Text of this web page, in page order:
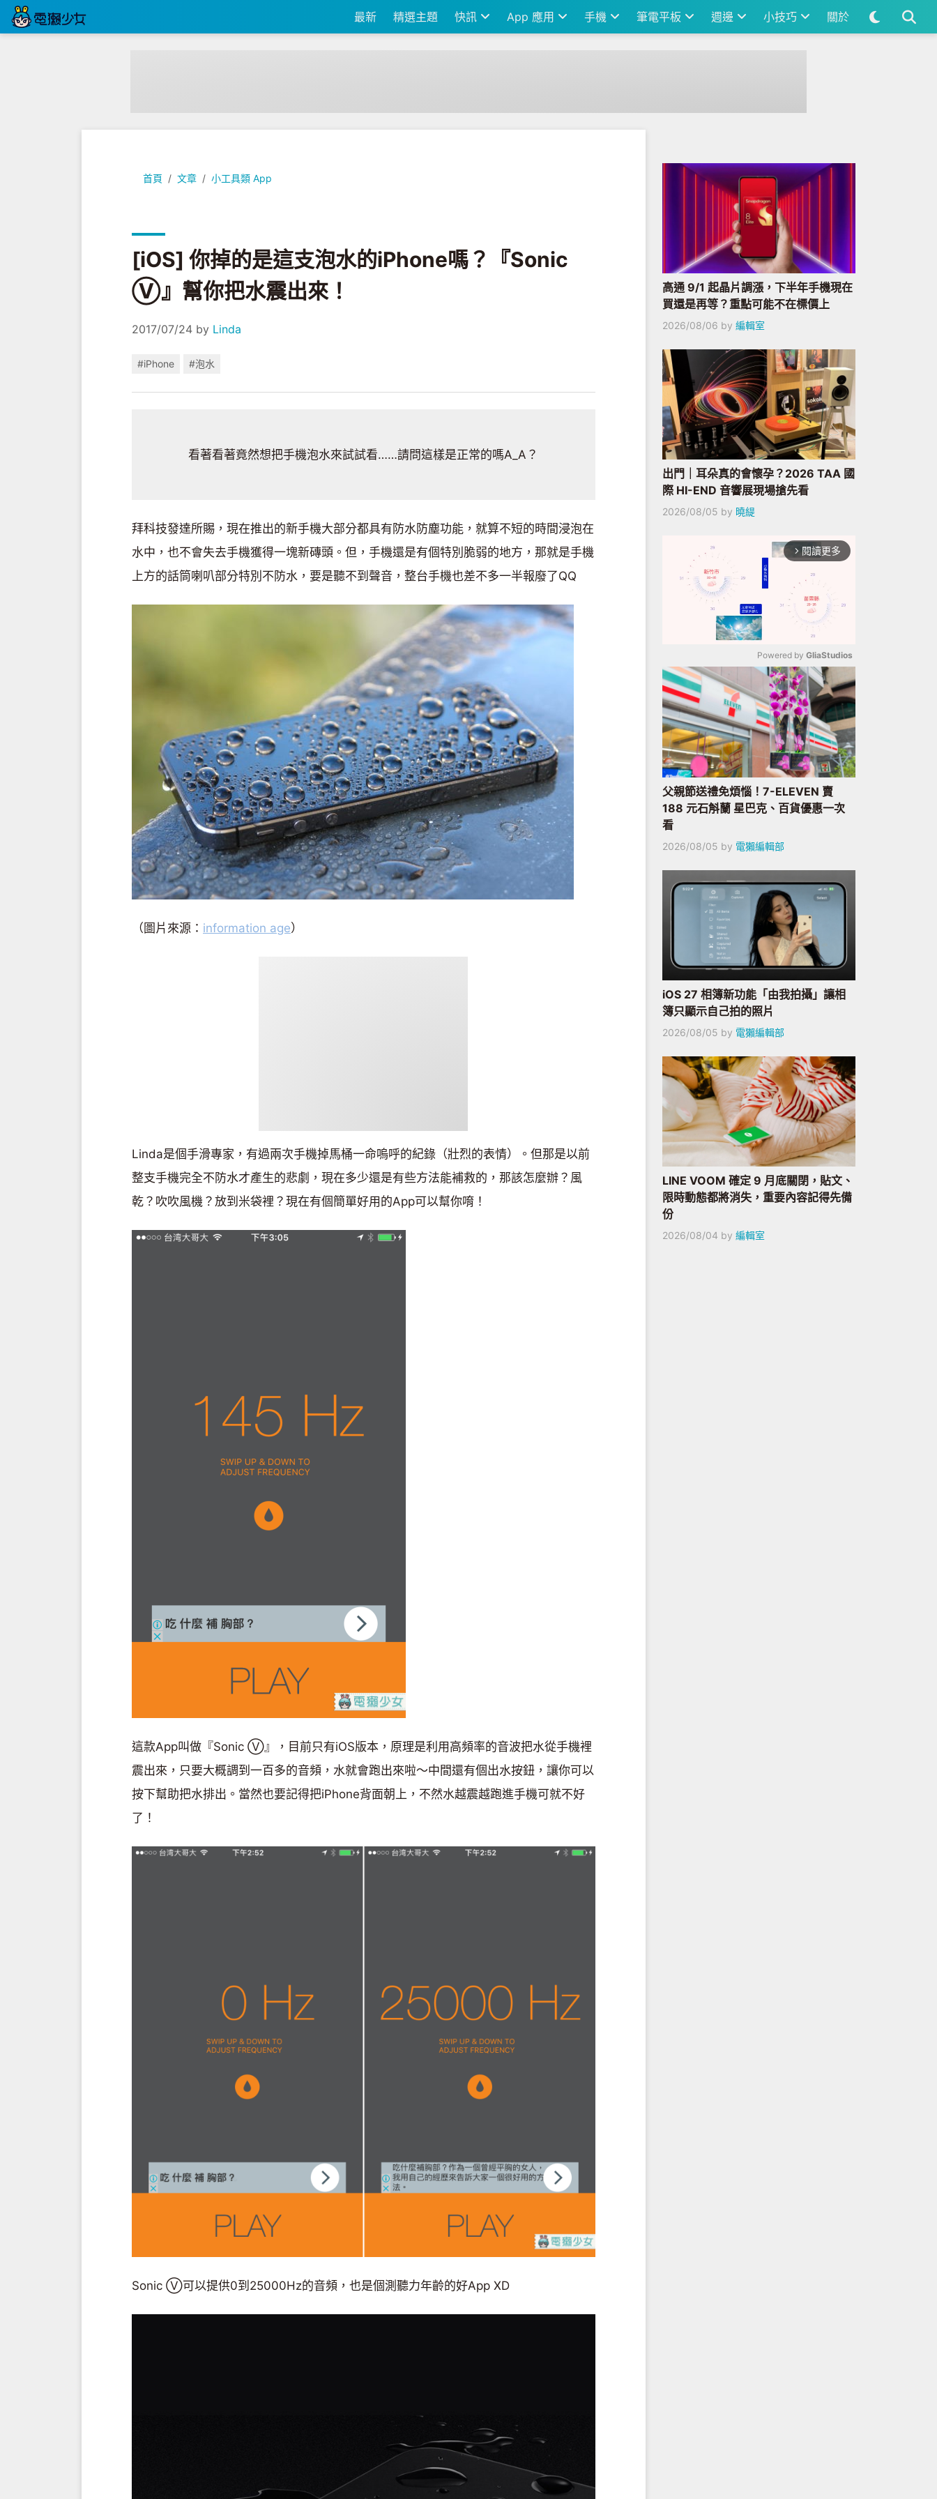
最新 精選主題 快訊 App 應用 手機 筆電平板 週邊 小技巧 關於
首頁 文章 小工具類 App
[iOS] 你掉的是這支泡水的iPhone嗎？『Sonic Ⓥ』幫你把水震出來！
[iOS] 你掉的是這支泡水的iPhone嗎？『Sonic
Ⓥ』幫你把水震出來！
2017/07/24 by Linda
#iPhone #泡水
看著看著竟然想把手機泡水來試試看……請問這樣是正常的嗎A_A？
拜科技發達所賜，現在推出的新手機大部分都具有防水防塵功能，就算不短的時間浸泡在
水中，也不會失去手機獲得一塊新磚頭。但，手機還是有個特別脆弱的地方，那就是手機
上方的話筒喇叭部分特別不防水，要是聽不到聲音，整台手機也差不多一半報廢了QQ
（圖片來源： information age）
Linda是個手滑專家，有過兩次手機掉馬桶一命嗚呼的紀錄（壯烈的表情）。但那是以前
整支手機完全不防水才產生的悲劇，現在多少還是有些方法能補救的，那該怎麼辦？風
乾？吹吹風機？放到米袋裡？現在有個簡單好用的App可以幫你唷！
這款App叫做『Sonic Ⓥ』，目前只有iOS版本，原理是利用高頻率的音波把水從手機裡
震出來，只要大概調到一百多的音頻，水就會跑出來啦～中間還有個出水按鈕，讓你可以
按下幫助把水排出。當然也要記得把iPhone背面朝上，不然水越震越跑進手機可就不好
了！
Sonic Ⓥ可以提供0到25000Hz的音頻，也是個測聽力年齡的好App XD
高通 9/1 起晶片調漲，下半年手機現在
買還是再等？重點可能不在標價上
2026/08/06 by 編輯室
出門｜耳朵真的會懷孕？2026 TAA 國
際 HI-END 音響展現場搶先看
2026/08/05 by 曉緹
arrow_forward_ios 閱讀更多
Mute
Powered by GliaStudios
父親節送禮免煩惱！7-ELEVEN 賣
188 元石斛蘭 星巴克、百貨優惠一次
看
2026/08/05 by 電獺編輯部
iOS 27 相簿新功能「由我拍攝」讓相
簿只顯示自己拍的照片
2026/08/05 by 電獺編輯部
LINE VOOM 確定 9 月底關閉，貼文、
限時動態都將消失，重要內容記得先備
份
2026/08/04 by 編輯室